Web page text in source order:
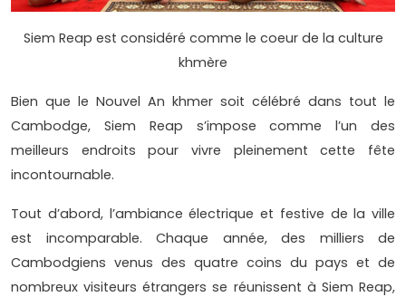
Siem Reap est considéré comme le coeur de la culture
khmère
Bien que le Nouvel An khmer soit célébré dans tout le
Cambodge, Siem Reap s’impose comme l’un des
meilleurs endroits pour vivre pleinement cette fête
incontournable.
Tout d’abord, l’ambiance électrique et festive de la ville
est incomparable. Chaque année, des milliers de
Cambodgiens venus des quatre coins du pays et de
nombreux visiteurs étrangers se réunissent à Siem Reap,